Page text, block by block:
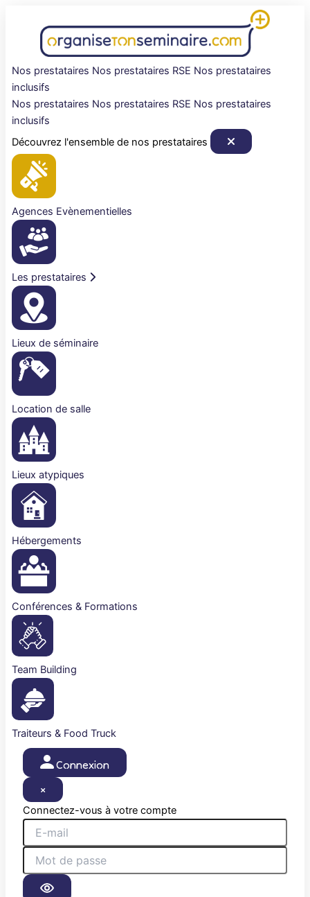
Nos prestataires Nos prestataires RSE Nos prestataires
inclusifs
Nos prestataires Nos prestataires RSE Nos prestataires
inclusifs
Découvrez l'ensemble de nos prestataires
Agences Evènementielles
Les prestataires
Lieux de séminaire
Location de salle
Lieux atypiques
Hébergements
Conférences & Formations
Team Building
Traiteurs & Food Truck
Connexion
×
Connectez-vous à votre compte